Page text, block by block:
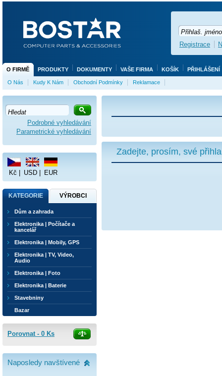
Zadejte, prosím, své
Podrobné vyhledávání
Parametrické vyhledávání
Kč USD EUR
KATEGORIE VÝROBCI
Dům a zahrada
Elektronika | Počítače a
kancelář
Elektronika | Mobily, GPS
Elektronika | TV, Video,
Audio
Elektronika | Foto
Elektronika | Baterie
Stavebniny
Bazar
Porovnat - 0 Ks
Naposledy navštívené
O FIRMĚ PRODUKTY DOKUMENTY VAŠE FIRMA KOŠÍK PŘIHLÁŠENÍ
O Nás Kudy K Nám Obchodní Podmínky Reklamace
Registrace